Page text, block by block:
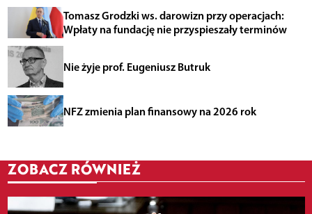
Tomasz Grodzki ws. darowizn przy operacjach:
Wpłaty na fundację nie przyspieszały terminów
Nie żyje prof. Eugeniusz Butruk
NFZ zmienia plan finansowy na 2026 rok
ZOBACZ RÓWNIEŻ